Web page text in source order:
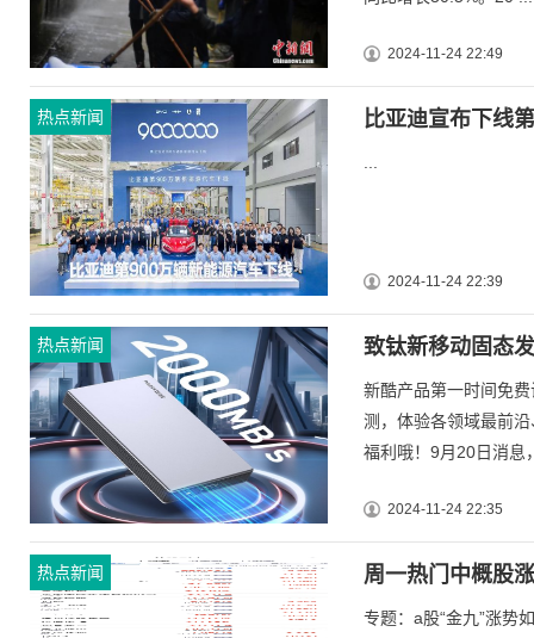
2024-11-24 22:49
热点新闻 比亚迪宣布下线
2024-11-24 22:39
热点新闻 致钛新移动固态
新酷产品第一时间免
测，体验各领域最前
福利哦！9月20日消息
2024-11-24 22:35
热点新闻 周一热门中概股
专题：a股“金九”涨势